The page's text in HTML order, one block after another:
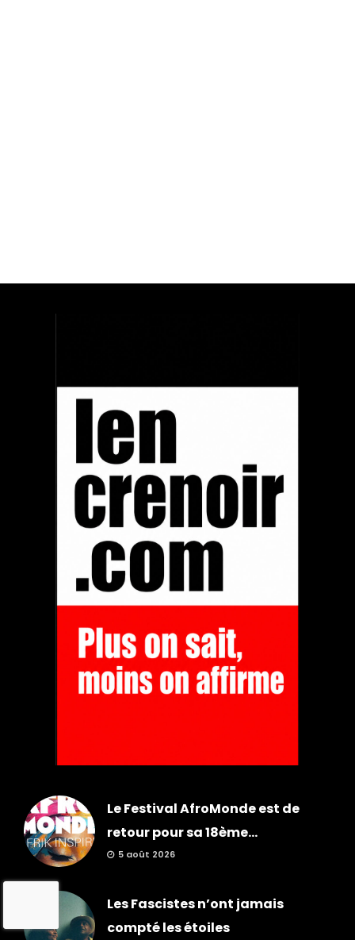
Le Festival AfroMonde est de
retour pour sa 18ème...
5 août 2026
Les Fascistes n’ont jamais
compté les étoiles